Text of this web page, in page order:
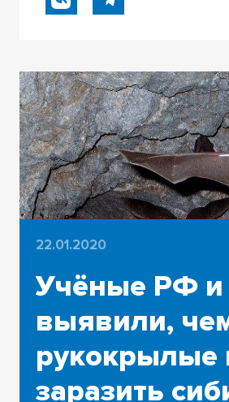
22.01.2020
Учёные РФ и
выявили,
рукокрылые
заразить